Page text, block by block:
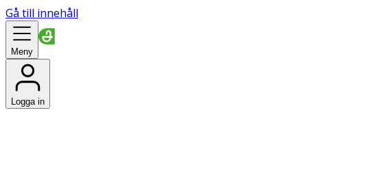
Gå till innehåll
Meny
Logga in